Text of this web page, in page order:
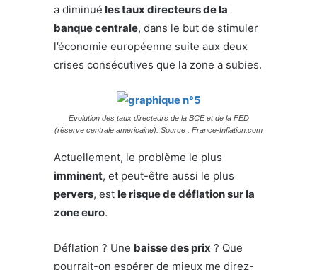
a diminué les taux directeurs de la
banque centrale, dans le but de stimuler
l’économie européenne suite aux deux
crises consécutives que la zone a subies.
Evolution des taux directeurs de la BCE et de la FED
(réserve centrale américaine). Source : France-Inflation.com
Actuellement, le problème le plus
imminent, et peut-être aussi le plus
pervers, est le risque de déflation sur la
zone euro.
Déflation ? Une baisse des prix ? Que
pourrait-on espérer de mieux me direz-